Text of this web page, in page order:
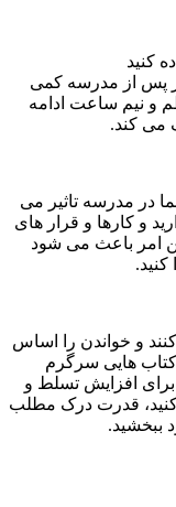
کنید
پس از مدرسه کمی
و نیم ساعت ادامه
می کند.
در مدرسه تاثیر می
و کارها و قرار های
امر باعث می شود
و خواندن را اساس
کتاب هایی سرگرم
برای افزایش تسلط و
قدرت درک مطلب
ببخشید.